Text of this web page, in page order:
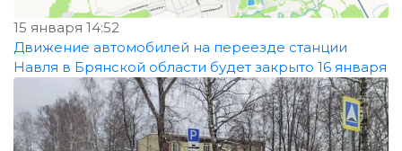
15 января 14:52
Движение автомобилей на переезде станции
Навля в Брянской области будет закрыто 16 января